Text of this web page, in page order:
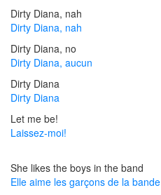
Dirty Diana, nah
Dirty Diana, nah
Dirty Diana, no
Dirty Diana, aucun
Dirty Diana
Dirty Diana
Let me be!
Laissez-moi!
She likes the boys in the band
Elle aime les garçons de la bande